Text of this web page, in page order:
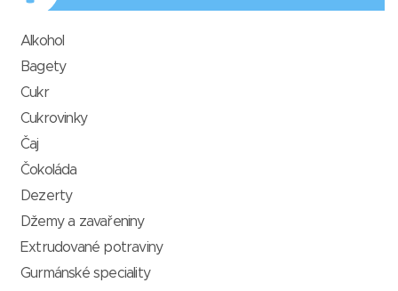
Alkohol
Bagety
Cukr
Cukrovinky
Čaj
Čokoláda
Dezerty
Džemy a zavařeniny
Extrudované potraviny
Gurmánské speciality